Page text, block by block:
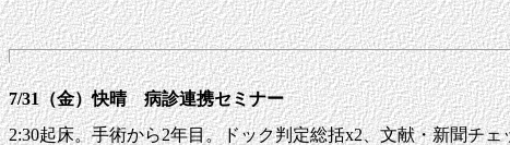
7/31（金）快晴 病診連携セミナー
2:30起床。手術から2年目。ドック判定総括x2、文献・新聞チ